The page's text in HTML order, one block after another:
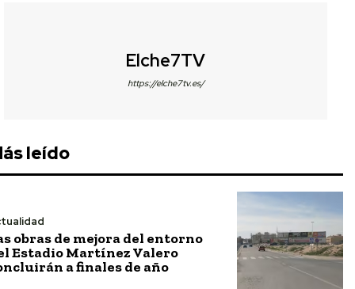
Elche7TV
https://elche7tv.es/
leído
obras de mejora del entorno
Estadio Martínez Valero
a finales de año